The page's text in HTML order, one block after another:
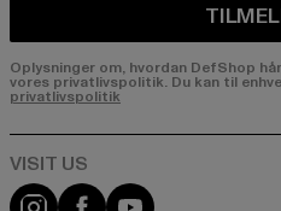
Oplysninger om, hvordan DefShop
vores privatlivspolitik. Du kan til
privatlivspolitik
Visit our Instagram page:
Visit our Facebook
Visit our